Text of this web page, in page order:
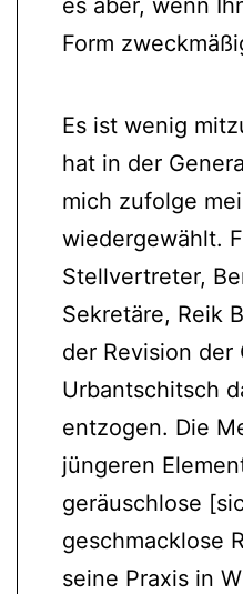
es aber, wenn
Form
Es ist wenig
hat in der
mich zufolge
wiedergewählt.
Stellvertreter,
Sekretäre, Reik
der Revision der
Urbantschitsch
entzogen. Die
jüngeren
geräuschlose
geschmacklose
seine Praxis in